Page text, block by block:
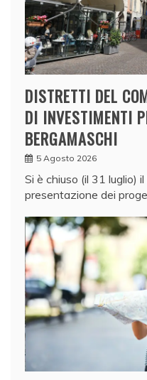
DISTRETTI DEL
DI INVESTIMENTI
BERGAMASCHI
5 Agosto 2026
Si è chiuso (il 31 luglio)
presentazione dei